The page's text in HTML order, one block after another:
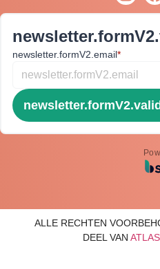
newsletter.formV2.email*
ALLE RECHTEN
DEEL VAN